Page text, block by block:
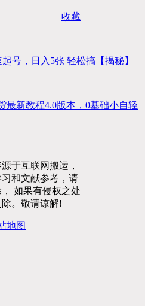
收藏
号，日入5张 轻松搞【揭秘】
最新教程4.0版本，0基础小自轻
于互联网搬运，
和文献参考，请
如果有侵权之处
。敬请谅解!
地图